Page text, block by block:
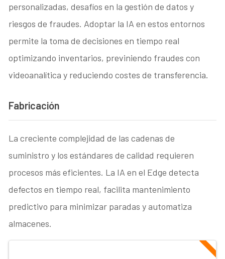
personalizadas, desafíos en la gestión de datos y
riesgos de fraudes. Adoptar la IA en estos entornos
permite la toma de decisiones en tiempo real
optimizando inventarios, previniendo fraudes con
videoanalítica y reduciendo costes de transferencia.
Fabricación
La creciente complejidad de las cadenas de
suministro y los estándares de calidad requieren
procesos más eficientes. La IA en el Edge detecta
defectos en tiempo real, facilita mantenimiento
predictivo para minimizar paradas y automatiza
almacenes.